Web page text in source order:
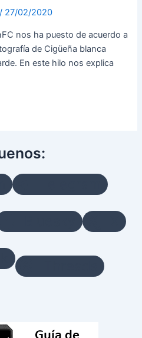
/ 27/02/2020
nos ha puesto de acuerdo a
de Cigüeña blanca
En este hilo nos explica